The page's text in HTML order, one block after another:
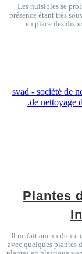
Les nuisibles se
présence étant très
en place des
Plantes
Il ne fait aucun doute
avec quelques plantes